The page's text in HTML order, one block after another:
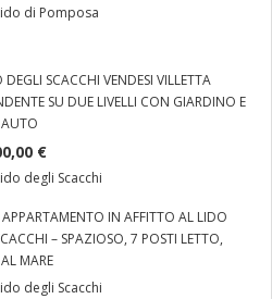
di Pomposa
SCACCHI VENDESI VILLETTA
SU DUE LIVELLI CON GIARDINO E
€
degli Scacchi
IN AFFITTO AL LIDO
– SPAZIOSO, 7 POSTI LETTO,
MARE
degli Scacchi